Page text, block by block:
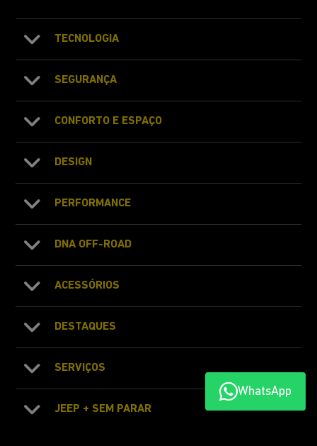
TECNOLOGIA
SEGURANÇA
CONFORTO E ESPAÇO
DESIGN
PERFORMANCE
DNA OFF-ROAD
ACESSÓRIOS
DESTAQUES
SERVIÇOS
JEEP + SEM PARAR
WhatsApp